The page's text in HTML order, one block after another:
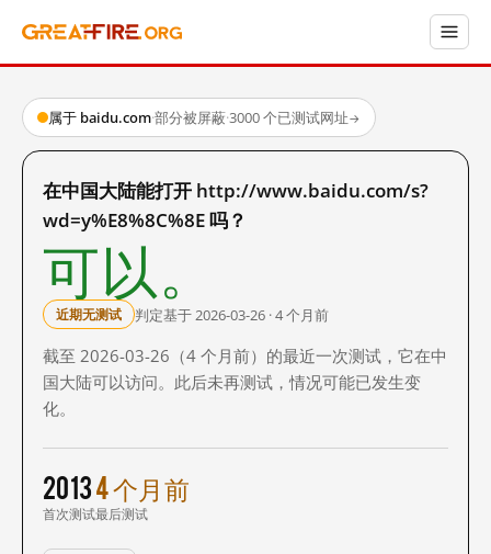
属于 baidu.com·部分被屏蔽·3000 个已测试网址→
在中国大陆能打开 http://www.baidu.com/s?
wd=y%E8%8C%8E 吗？
可以。
近期无测试 判定基于 2026-03-26 · 4 个月前
截至 2026-03-26（4 个月前）的最近一次测试，它在中
国大陆可以访问。此后未再测试，情况可能已发生变
化。
2013
首次测试
4 个月前
最后测试